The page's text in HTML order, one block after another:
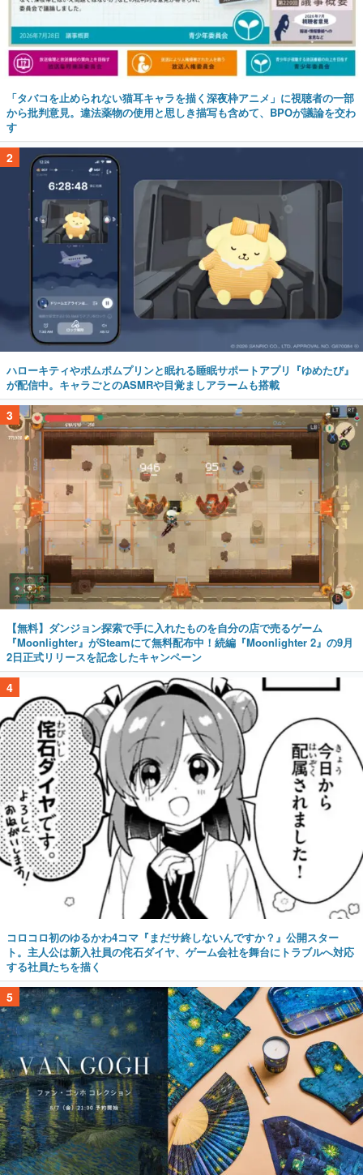
「タバコを止められない猫耳キャラを描く深夜枠アニメ」に視聴者の一部
から批判意見。違法薬物の使用と思しき描写も含めて、BPOが議論を交わ
す
2
ハローキティやポムポムプリンと眠れる睡眠サポートアプリ『ゆめたび』
が配信中。キャラごとのASMRや目覚ましアラームも搭載
3
【無料】ダンジョン探索で手に入れたものを自分の店で売るゲーム
『Moonlighter』がSteamにて無料配布中！続編『Moonlighter 2』の9月
2日正式リリースを記念したキャンペーン
4
コロコロ初のゆるかわ4コマ『まだサ終しないんですか？』公開スター
ト。主人公は新入社員の侘石ダイヤ、ゲーム会社を舞台にトラブルへ対応
する社員たちを描く
5